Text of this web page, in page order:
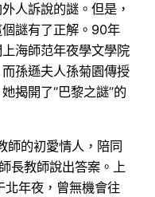
人訴說的謎。但是，
謎有了正解。90年
海師范年夜學文學院
孫遜夫人孫菊園傳授
揭開了“巴黎之謎”的
師的初愛情人，陪同
長教師說出答案。上
年夜，曾無機會往